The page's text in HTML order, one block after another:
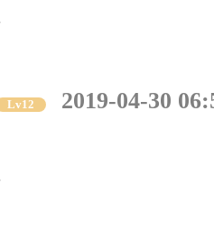
Lv12
2019-04-30